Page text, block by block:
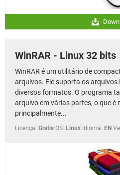
WinRAR - Linux 32 bits
WinRAR é um utilitário de
arquivos. Ele suporta os arquivos
diversos formatos. O programa
arquivo em várias partes, o que é
principalmente...
Licença: Gratis OS: Linux Idioma: EN